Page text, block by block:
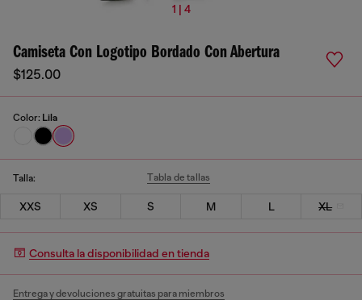
1 | 4
Camiseta Con Logotipo Bordado Con Abertura
$125.00
Color: Lila
Talla: Tabla de tallas
XXS XS S M L XL
Consulta la disponibilidad en tienda
Entrega y devoluciones gratuitas para miembros